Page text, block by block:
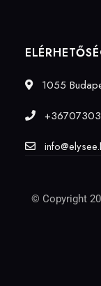
1055
© Copyright